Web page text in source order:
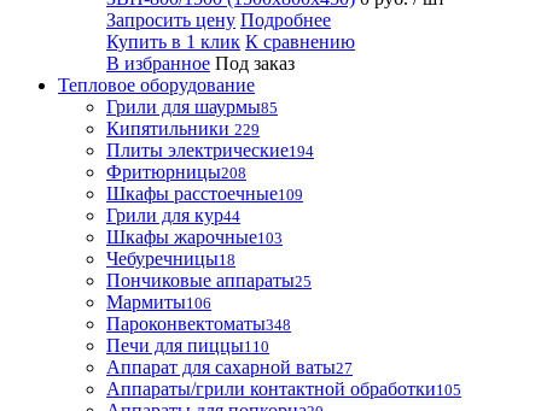
Запросить цену Подробнее
Купить в 1 клик К сравнению
В избранное Под заказ
Тепловое оборудование
Грили для шаурмы85
Кипятильники 229
Плиты электрические194
Фритюрницы208
Шкафы расстоечные109
Грили для кур44
Шкафы жарочные103
Чебуречницы18
Пончиковые аппараты25
Мармиты106
Пароконвектоматы348
Печи для пиццы110
Аппарат для сахарной ваты27
Аппараты/грили контактной обработки105